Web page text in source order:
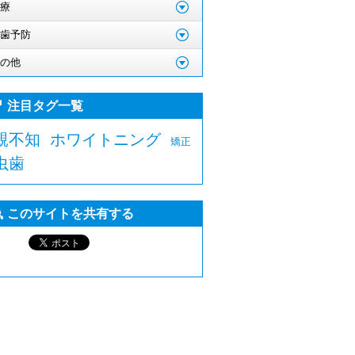
予防
他
注目タグ一覧
不知 ホワイトニング 矯正
歯
このサイトを共有する